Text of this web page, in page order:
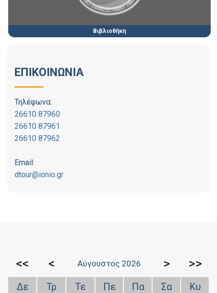
Βιβλιοθήκη
ΕΠΙΚΟΙΝΩΝΙΑ
Τηλέφωνα:
26610 87960
26610 87961
26610 87962
Email:
dtour@ionio.gr
<< < Αύγουστος 2026 > >>
Δε Τρ Τε Πε Πα Σα
Κυ